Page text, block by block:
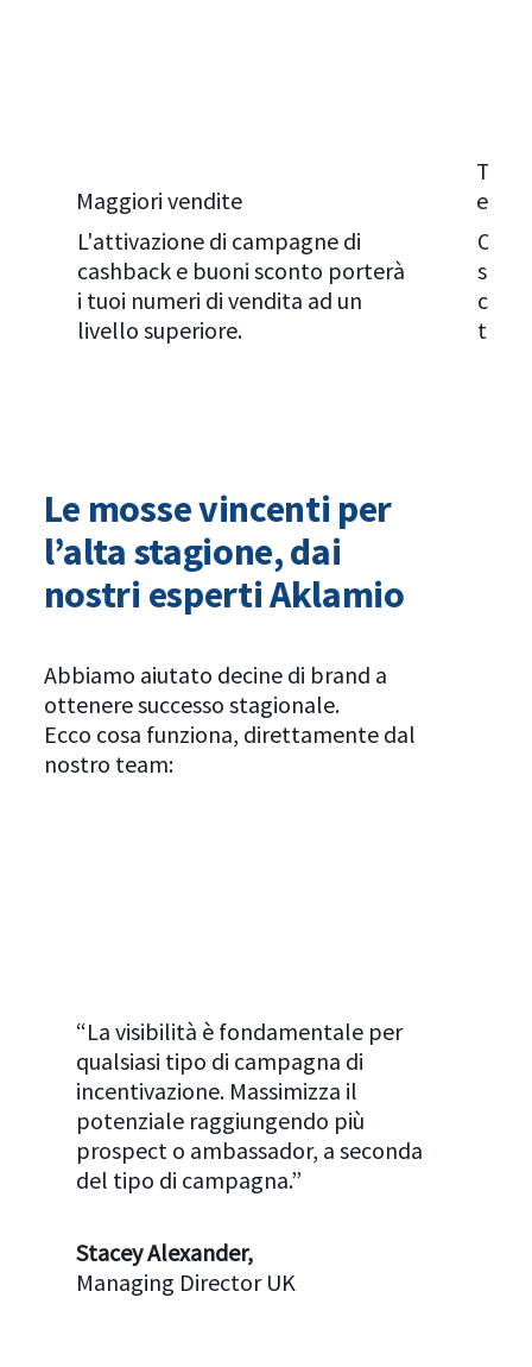
Maggiori vendite
L'attivazione di campagne di
cashback e buoni sconto porterà
i tuoi numeri di vendita ad un
livello superiore.
Le mosse vincenti per
l’alta stagione, dai
nostri esperti Aklamio
Abbiamo aiutato decine di brand a
ottenere successo stagionale.
Ecco cosa funziona, direttamente dal
nostro team:
“La visibilità è fondamentale per
qualsiasi tipo di campagna di
incentivazione. Massimizza il
potenziale raggiungendo più
prospect o ambassador, a seconda
del tipo di campagna.”
Stacey Alexander,
Managing Director UK